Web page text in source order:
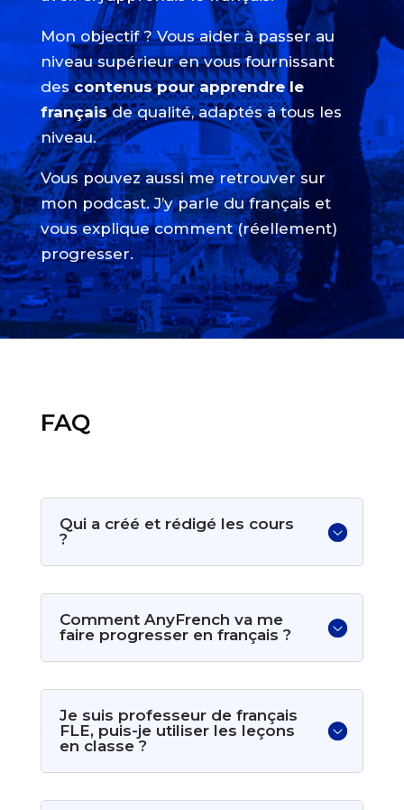
Mon objectif ? Vous aider à passer au
niveau supérieur en vous fournissant
descontenus pour apprendre le
françaisde qualité, adaptés à tous les
niveau.
Vous pouvez aussi me retrouver sur
mon podcast. J’y parle du français et
vous explique comment (réellement)
progresser.
FAQ
Qui a créé et rédigé les cours
?
Comment AnyFrench va me
faire progresser en français ?
Je suis professeur de français
FLE, puis-je utiliser les leçons
en classe ?